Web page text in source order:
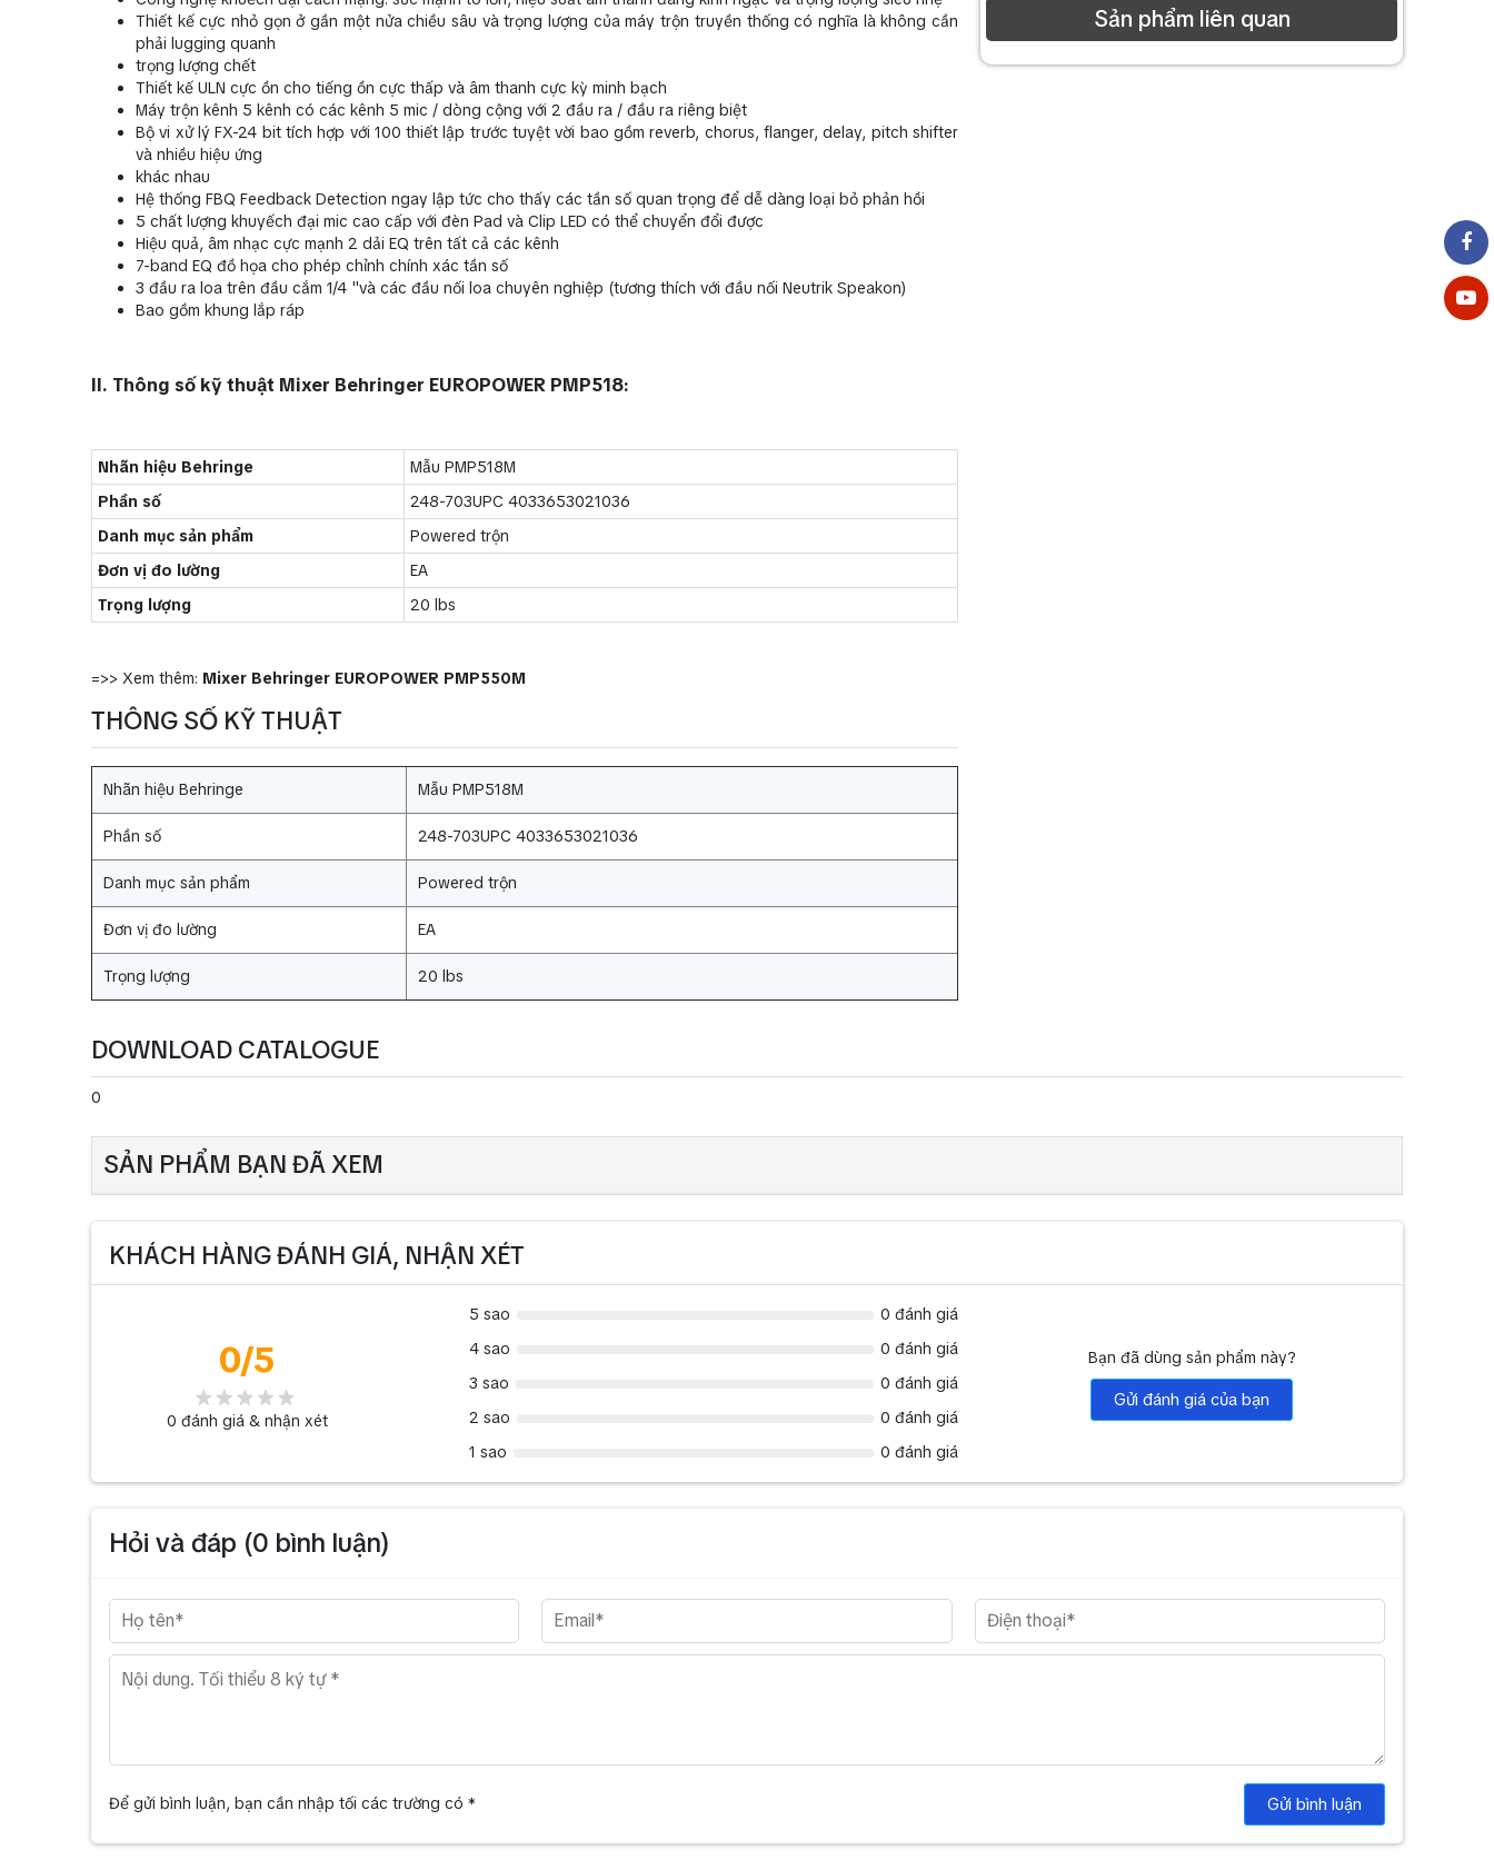
Thiết kế cực nhỏ gọn ở gần một nửa chiều sâu và trọng lượng của máy trộn truyền thống có nghĩa là không cần
phải lugging quanh
trọng lượng chết
Thiết kế ULN cực ồn cho tiếng ồn cực thấp và âm thanh cực kỳ minh bạch
Máy trộn kênh 5 kênh có các kênh 5 mic / dòng cộng với 2 đầu ra / đầu ra riêng biệt
Bộ vi xử lý FX-24 bit tích hợp với 100 thiết lập trước tuyệt vời bao gồm reverb, chorus, flanger, delay, pitch shifter
và nhiều hiệu ứng
khác nhau
Hệ thống FBQ Feedback Detection ngay lập tức cho thấy các tần số quan trọng để dễ dàng loại bỏ phản hồi
5 chất lượng khuyếch đại mic cao cấp với đèn Pad và Clip LED có thể chuyển đổi được
Hiệu quả, âm nhạc cực mạnh 2 dải EQ trên tất cả các kênh
7-band EQ đồ họa cho phép chỉnh chính xác tần số
3 đầu ra loa trên đầu cắm 1/4 "và các đầu nối loa chuyên nghiệp (tương thích với đầu nối Neutrik Speakon)
Bao gồm khung lắp ráp
II. Thông số kỹ thuật Mixer Behringer EUROPOWER PMP518:
Nhãn hiệu Behringe
Mẫu PMP518M
Phần số
248-703UPC 4033653021036
Danh mục sản phẩm
Powered trộn
Đơn vị đo lường
EA
Trọng lượng
20 lbs
=>> Xem thêm: Mixer Behringer EUROPOWER PMP550M
THÔNG SỐ KỸ THUẬT
Nhãn hiệu Behringe Mẫu PMP518M
Phần số 248-703UPC 4033653021036
Danh mục sản phẩm Powered trộn
Đơn vị đo lường EA
Trọng lượng 20 lbs
Sản phẩm liên quan
DOWNLOAD CATALOGUE
0
SẢN PHẨM BẠN ĐÃ XEM
KHÁCH HÀNG ĐÁNH GIÁ, NHẬN XÉT
0/5
0 đánh giá & nhận xét
5 sao
0 đánh giá
4 sao
0 đánh giá
3 sao
0 đánh giá
2 sao
0 đánh giá
1 sao
0 đánh giá
Bạn đã dùng sản phẩm này?
Gửi đánh giá của bạn
Hỏi và đáp (0 bình luận)
Để gửi bình luận, bạn cần nhập tối các trường có * Gửi bình luận